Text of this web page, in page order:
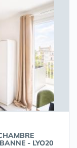
- LYO20